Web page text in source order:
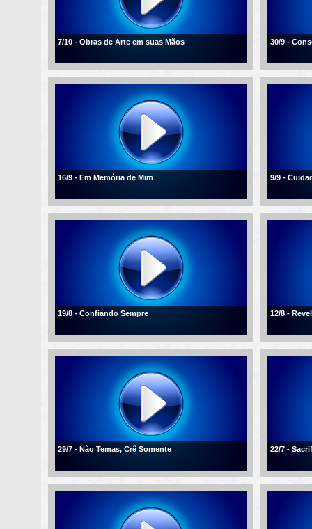
7/10 - Obras de Arte em suas Mãos 30/9 -
16/9 - Em Memória de Mim 9/9 -
19/8 - Confiando Sempre 12/8 -
29/7 - Não Temas, Crê Somente 22/7 -